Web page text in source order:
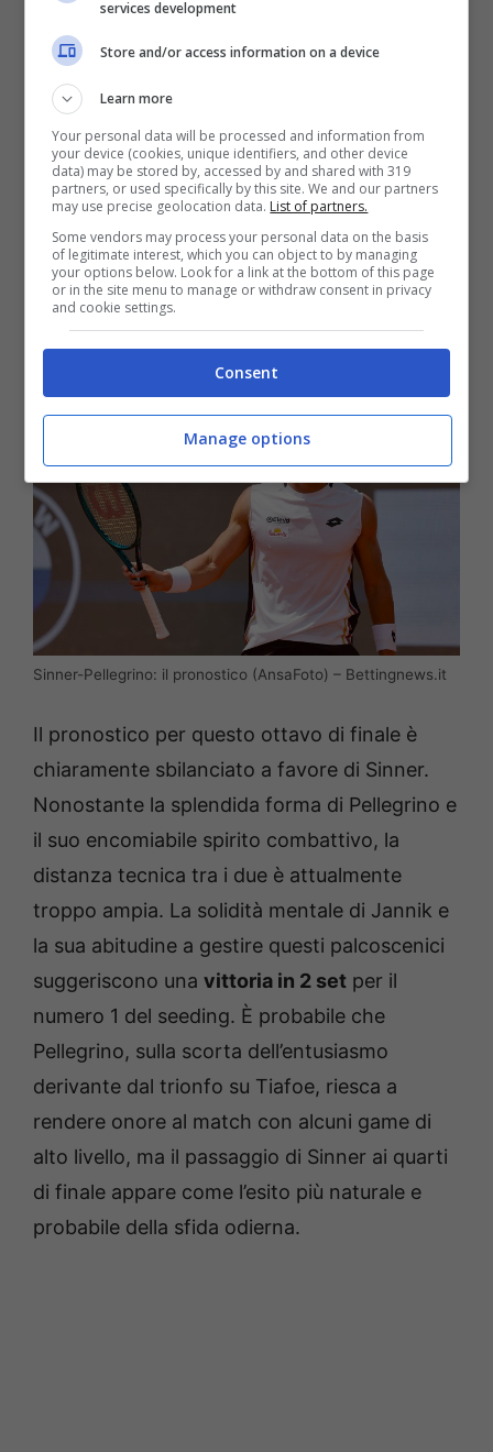
grinta di un Pellegrino che
perdere
velocità di palla pende drasticamente, per
ovvie ragioni, a favore dell’altoatesino, ma
resta inteso che il cuore del Centrale sarà
diviso a metà.
Sinner-Pellegrino: il
pronostico
Sinner-Pellegrino: il pronostico (AnsaFoto) – Bettingnews.it
Il pronostico per questo ottavo di finale è
chiaramente sbilanciato a favore di Sinner.
Nonostante la splendida forma di Pellegrino e
il suo encomiabile spirito combattivo, la
distanza tecnica tra i due è attualmente
troppo ampia. La solidità mentale di Jannik e
la sua abitudine a gestire questi palcoscenici
suggeriscono una vittoria in 2 set per il
numero 1 del seeding. È probabile che
Pellegrino, sulla scorta dell’entusiasmo
derivante dal trionfo su Tiafoe, riesca a
rendere onore al match con alcuni game di
alto livello, ma il passaggio di Sinner ai quarti
di finale appare come l’esito più naturale e
probabile della sfida odierna.
services development
Store and/or access information on a device
Learn more
Your personal data will be processed and information from
your device (cookies, unique identifiers, and other device
data) may be stored by, accessed by and shared with 319
partners, or used specifically by this site. We and our partners
may use precise geolocation data. List of partners.
Some vendors may process your personal data on the basis
of legitimate interest, which you can object to by managing
your options below. Look for a link at the bottom of this page
or in the site menu to manage or withdraw consent in privacy
and cookie settings.
Consent
Manage options